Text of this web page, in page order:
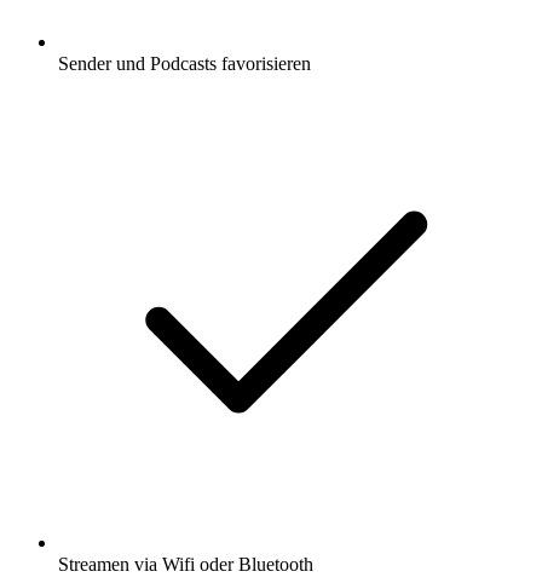
Sender und Podcasts favorisieren
Streamen via Wifi oder Bluetooth